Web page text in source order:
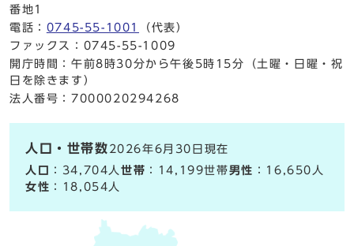
番地1
電話： 0745-55-1001
（代表）
ファックス：0745-55-1009
開庁時間：午前8時30分から午後5時15分（土曜・日曜・祝
日を除きます）
法人番号：7000020294268
人口・世帯数 2026年6月30日現在
人口
：34,704人世帯 ：14,199世帯男性 ：16,650人
女性 ：18,054人